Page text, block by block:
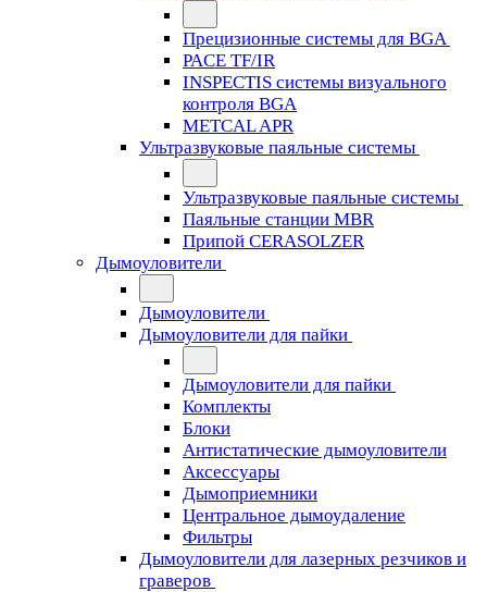
Прецизионные системы для BGA
PACE TF/IR
INSPECTIS системы визуального
контроля BGA
METCAL APR
Ультразвуковые паяльные системы
Ультразвуковые паяльные системы
Паяльные станции MBR
Припой CERASOLZER
Дымоуловители
Дымоуловители
Дымоуловители для пайки
Дымоуловители для пайки
Комплекты
Блоки
Антистатические дымоуловители
Аксессуары
Дымоприемники
Центральное дымоудаление
Фильтры
Дымоуловители для лазерных резчиков и
граверов